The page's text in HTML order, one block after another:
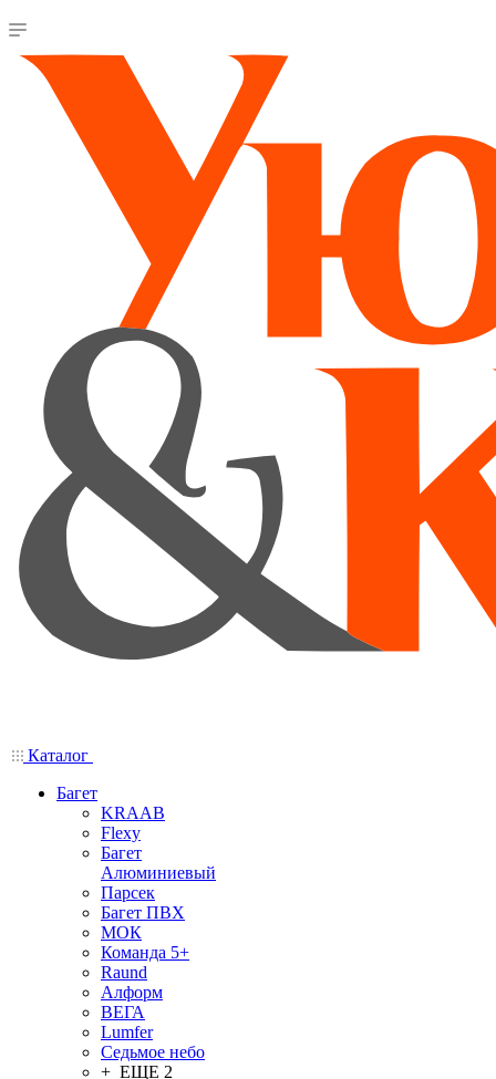
Каталог
Багет
KRAAB
Flexy
Багет
Алюминиевый
Парсек
Багет ПВХ
МОК
Команда 5+
Raund
Алформ
ВЕГА
Lumfer
Седьмое небо
+ ЕЩЕ 2